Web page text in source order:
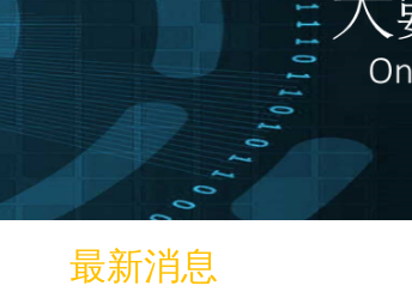
最新消息